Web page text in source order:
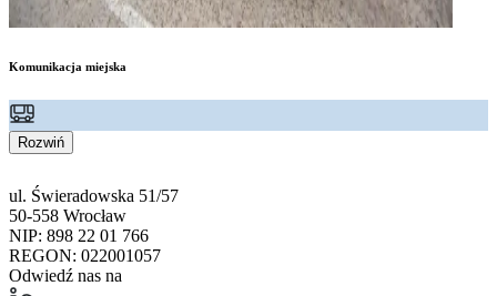
Komunikacja miejska
Rozwiń
ul. Świeradowska 51/57
50-558 Wrocław
NIP: 898 22 01 766
REGON: 022001057
Odwiedź nas na